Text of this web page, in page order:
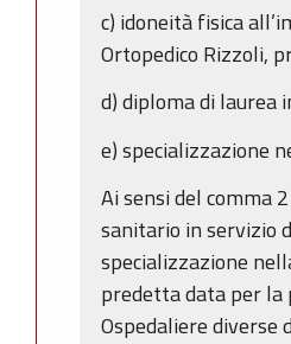
c) idoneità fisica
Ortopedico Rizzoli,
d) diploma di laurea
e) specializzazione
Ai sensi del comma
sanitario in servizio
specializzazione
predetta data per la
Ospedaliere diverse